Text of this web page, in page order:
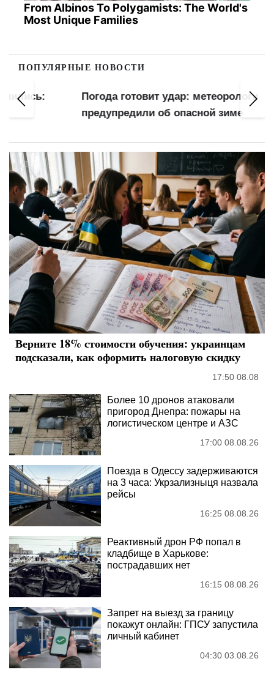
From Albinos To Polygamists: The World's
Most Unique Families
ПОПУЛЯРНЫЕ НОВОСТИ
Погода готовит удар: метеорологи
предупредили об опасной зиме
Верните 18% стоимости обучения: украинцам
подсказали, как оформить налоговую скидку
17:50 08.08
Более 10 дронов атаковали
пригород Днепра: пожары на
логистическом центре и АЗС
17:00 08.08.26
Поезда в Одессу задерживаются
на 3 часа: Укрзализныця назвала
рейсы
16:25 08.08.26
Реактивный дрон РФ попал в
кладбище в Харькове:
пострадавших нет
16:15 08.08.26
Запрет на выезд за границу
покажут онлайн: ГПСУ запустила
личный кабинет
04:30 03.08.26